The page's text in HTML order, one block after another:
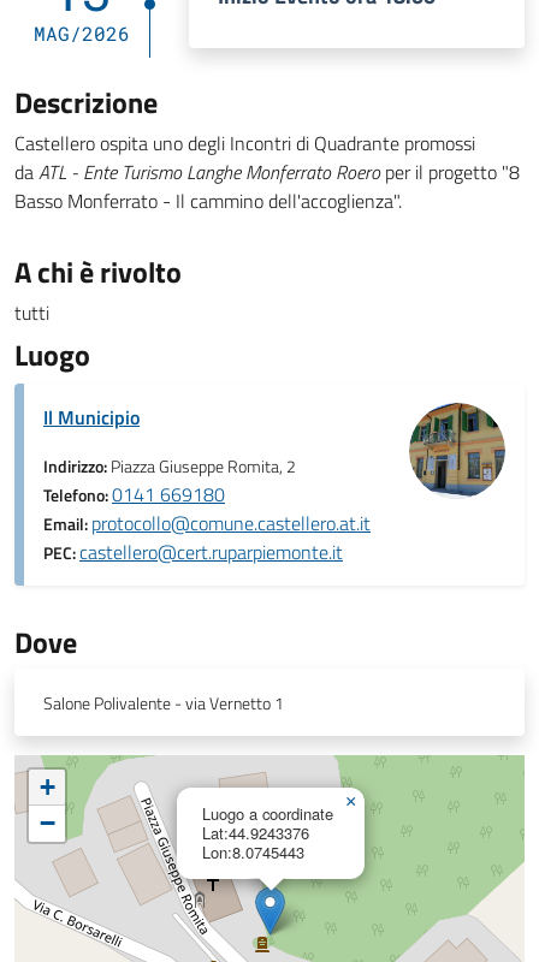
MAG/2026
Descrizione
Castellero ospita uno degli Incontri di Quadrante promossi
daATL - Ente Turismo Langhe Monferrato Roeroper il progetto "8
Basso Monferrato - Il cammino dell'accoglienza".
A chi è rivolto
tutti
Luogo
Il Municipio
Indirizzo:Piazza Giuseppe Romita, 2
Telefono:0141 669180
Email:protocollo@comune.castellero.at.it
PEC:castellero@cert.ruparpiemonte.it
Dove
Salone Polivalente - via Vernetto 1
Luogo a coordinate
Lat:44.9243376
Lon:8.0745443
×
+
−